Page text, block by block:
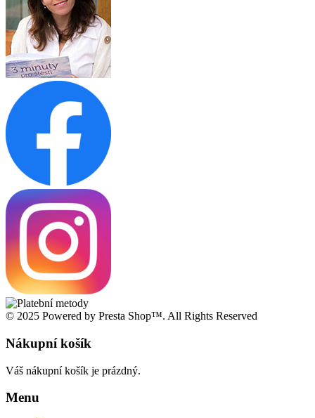
© 2025 Powered by Presta Shop™. All Rights Reserved
Nákupní košík
Váš nákupní košík je prázdný.
Menu